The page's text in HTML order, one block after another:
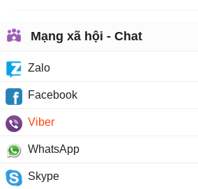
Mạng xã hội - Chat
Zalo
Facebook
Viber
WhatsApp
Skype